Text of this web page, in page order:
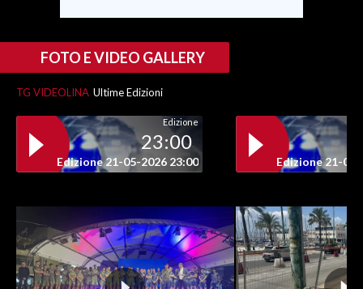
INSULARITÀ
INFO AZIENDE
ABBONATI
ANNUNCI
NECROLOGI
STORE
FOTO E VIDEO GALLERY
TG VIDEOLINA Ultime Edizioni
Edizione
23:00
Edizione 21-05-2026 23:00 Edizione 21-05-